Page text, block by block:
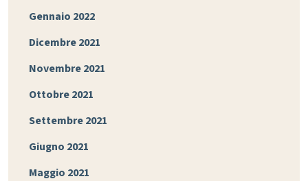
Gennaio 2022
Dicembre 2021
Novembre 2021
Ottobre 2021
Settembre 2021
Giugno 2021
Maggio 2021